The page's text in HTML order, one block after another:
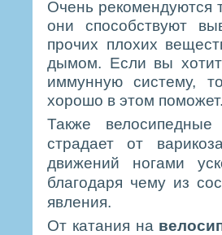
Очень рекомендуются
они способствуют
прочих плохих
дымом. Если вы
иммунную систему,
хорошо в этом поможет.
Также
страдает от
движений ногами
благодаря чему из
явления.
От катания на